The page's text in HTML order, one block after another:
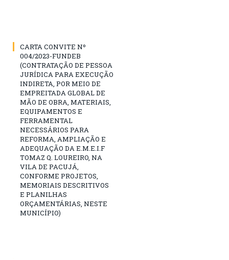
CARTA CONVITE Nº
004/2023-FUNDEB
(CONTRATAÇÃO DE PESSOA
JURÍDICA PARA EXECUÇÃO
INDIRETA, POR MEIO DE
EMPREITADA GLOBAL DE
MÃO DE OBRA, MATERIAIS,
EQUIPAMENTOS E
FERRAMENTAL
NECESSÁRIOS PARA
REFORMA, AMPLIAÇÃO E
ADEQUAÇÃO DA E.M.E.I.F
TOMAZ Q. LOUREIRO, NA
VILA DE PACUJÁ,
CONFORME PROJETOS,
MEMORIAIS DESCRITIVOS
E PLANILHAS
ORÇAMENTÁRIAS, NESTE
MUNICÍPIO)